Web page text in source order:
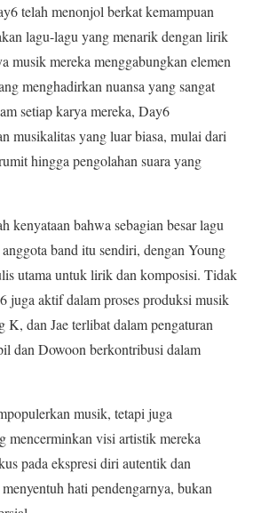
telah menonjol berkat kemampuan
lagu-lagu yang menarik dengan lirik
musik mereka menggabungkan elemen
menghadirkan nuansa yang sangat
setiap karya mereka, Day6
musikalitas yang luar biasa, mulai dari
hingga pengolahan suara yang
kenyataan bahwa sebagian besar lagu
band itu sendiri, dengan Young
utama untuk lirik dan komposisi. Tidak
juga aktif dalam proses produksi musik
K, dan Jae terlibat dalam pengaturan
dan Dowoon berkontribusi dalam
musik, tetapi juga
mencerminkan visi artistik mereka
pada ekspresi diri autentik dan
hati pendengarnya, bukan